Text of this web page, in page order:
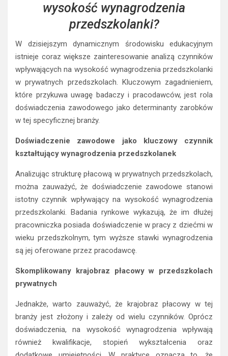
wysokość wynagrodzenia
przedszkolanki?
W dzisiejszym dynamicznym środowisku edukacyjnym
istnieje coraz większe zainteresowanie analizą czynników
wpływających na wysokość wynagrodzenia przedszkolanki
w prywatnych przedszkolach. Kluczowym zagadnieniem,
które przykuwa uwagę badaczy i pracodawców, jest rola
doświadczenia zawodowego jako determinanty zarobków
w tej specyficznej branży.
Doświadczenie zawodowe jako kluczowy czynnik
kształtujący wynagrodzenia przedszkolanek
Analizując strukturę płacową w prywatnych przedszkolach,
można zauważyć, że doświadczenie zawodowe stanowi
istotny czynnik wpływający na wysokość wynagrodzenia
przedszkolanki. Badania rynkowe wykazują, że im dłużej
pracowniczka posiada doświadczenie w pracy z dziećmi w
wieku przedszkolnym, tym wyższe stawki wynagrodzenia
są jej oferowane przez pracodawcę.
Skomplikowany krajobraz płacowy w przedszkolach
prywatnych
Jednakże, warto zauważyć, że krajobraz płacowy w tej
branży jest złożony i zależy od wielu czynników. Oprócz
doświadczenia, na wysokość wynagrodzenia wpływają
również kwalifikacje, stopień wykształcenia oraz